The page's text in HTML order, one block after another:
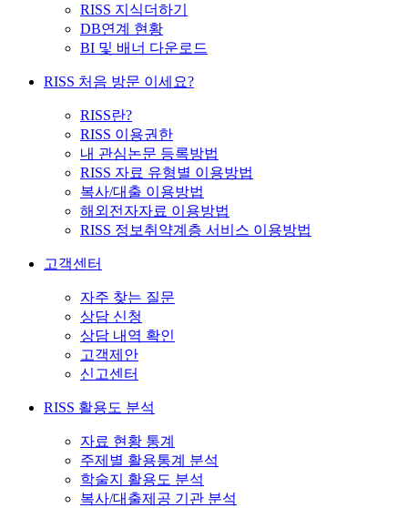
RISS 지식더하기
DB연계 현황
BI 및 배너 다운로드
RISS 처음 방문 이세요?
RISS란?
RISS 이용권한
내 관심논문 등록방법
RISS 자료 유형별 이용방법
복사/대출 이용방법
해외전자자료 이용방법
RISS 정보취약계층 서비스 이용방법
고객센터
자주 찾는 질문
상담 신청
상담 내역 확인
고객제안
신고센터
RISS 활용도 분석
자료 현황 통계
주제별 활용통계 분석
학술지 활용도 분석
복사/대출제공 기관 분석